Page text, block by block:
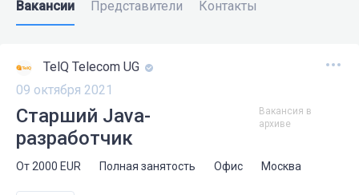
Вакансии Представители Контакты
TelQ Telecom UG
09 октября 2021
Старший Java-
разработчик
Вакансия в
архиве
От 2000 EUR Полная занятость Офис Москва